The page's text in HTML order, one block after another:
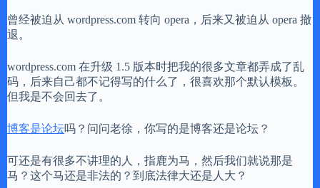
曾经被迫从 wordpress.com 转向 opera，后来又被迫从 opera 撤
退。
wordpress.com 在升级 1.5 版本时把我的很多文章都弄成了乱
码，后来自己都不记得写的什么了，很喜欢那个默认模板。
但我是不会回去了。
博客是论坛吗？问问老徐，你写的是博客还是论坛？
可还是有很多不讲理的人，指鹿为马，然后我们就说那是
马？这个马还是非法的？到底法律大还是人大？